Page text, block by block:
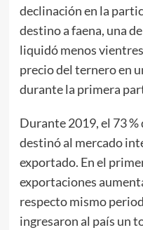
declinación en la
destino a faena, una
liquidó menos
precio del ternero en
durante la primera
Durante 2019, el 73 %
destinó al mercado
exportado. En el
exportaciones
respecto mismo
ingresaron al país un